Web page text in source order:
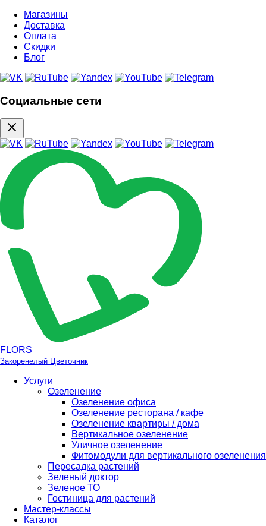
Магазины
Доставка
Оплата
Скидки
Блог
Социальные сети
FLORS
Закоренелый Цветочник
Услуги
Озеленение
Озеленение офиса
Озеленение ресторана / кафе
Озеленение квартиры / дома
Вертикальное озеленение
Уличное озеленение
Фитомодули для вертикального озеленения
Пересадка растений
Зеленый доктор
Зеленое ТО
Гостиница для растений
Мастер-классы
Каталог